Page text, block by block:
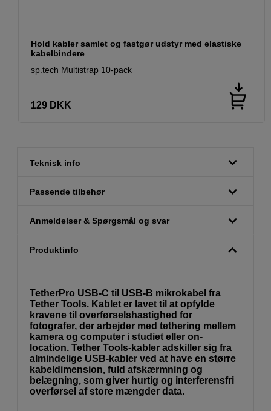
Hold kabler samlet og fastgør udstyr med elastiske
kabelbindere
sp.tech Multistrap 10-pack
129 DKK
Teknisk info
Passende tilbehør
Anmeldelser & Spørgsmål og svar
Produktinfo
TetherPro USB-C til USB-B mikrokabel fra
Tether Tools. Kablet er lavet til at opfylde
kravene til overførselshastighed for
fotografer, der arbejder med tethering mellem
kamera og computer i studiet eller on-
location. Tether Tools-kabler adskiller sig fra
almindelige USB-kabler ved at have en større
kabeldimension, fuld afskærmning og
belægning, som giver hurtig og interferensfri
overførsel af store mængder data.